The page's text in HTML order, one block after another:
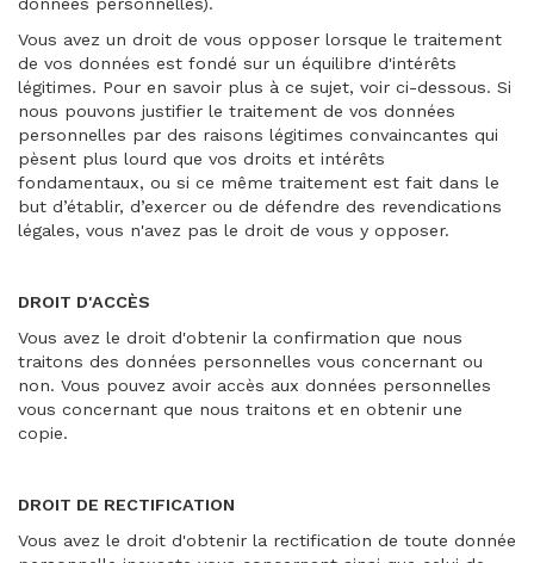
Vous avez un droit de vous opposer lorsque le traitement
de vos données est fondé sur un équilibre d'intérêts
légitimes. Pour en savoir plus à ce sujet, voir ci-dessous. Si
nous pouvons justifier le traitement de vos données
personnelles par des raisons légitimes convaincantes qui
pèsent plus lourd que vos droits et intérêts
fondamentaux, ou si ce même traitement est fait dans le
but d’établir, d’exercer ou de défendre des revendications
légales, vous n'avez pas le droit de vous y opposer.
DROIT D'ACCÈS
Vous avez le droit d'obtenir la confirmation que nous
traitons des données personnelles vous concernant ou
non. Vous pouvez avoir accès aux données personnelles
vous concernant que nous traitons et en obtenir une
copie.
DROIT DE RECTIFICATION
Vous avez le droit d'obtenir la rectification de toute donnée